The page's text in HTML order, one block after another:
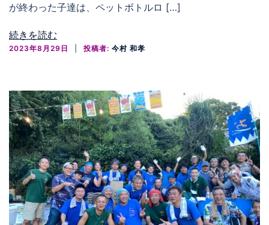
が終わった子達は、ペットボトルロ […]
続きを読む
2023年8月29日 投稿者: 今村 和孝